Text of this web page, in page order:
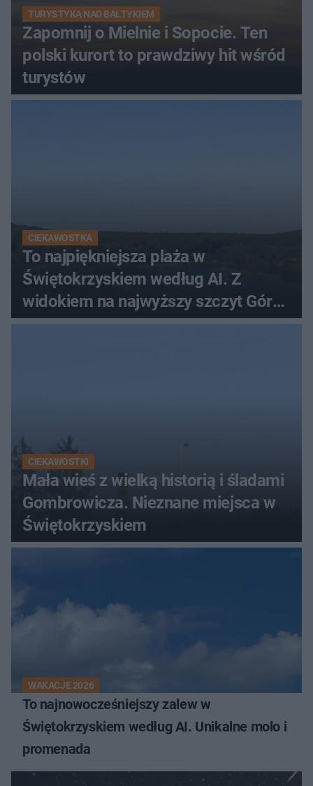
TURYSTYKA NAD BAŁTYKIEM
Zapomnij o Mielnie i Sopocie. Ten
polski kurort to prawdziwy hit wśród
turystów
CIEKAWOSTKA
To najpiękniejsza plaża w
Świętokrzyskiem według AI. Z
widokiem na najwyższy szczyt Gór
Świętokrzyskich
CIEKAWOSTKI
Mała wieś z wielką historią i śladami
Gombrowicza. Nieznane miejsca w
Świętokrzyskiem
WAKACJE 2026
To najnowocześniejszy zalew w
Świętokrzyskiem według AI. Unikalne molo i
promenada